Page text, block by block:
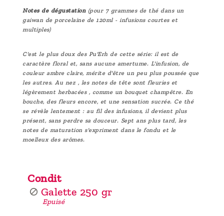
Notes de dégustation (pour 7 grammes de thé dans un
gaiwan de porcelaine de 120ml - infusions courtes et
multiples)
C'est le plus doux des Pu'Erh de cette série: il est de
caractère floral et, sans aucune amertume. L'infusion, de
couleur ambre claire, mérite d'être un peu plus poussée que
les autres. Au nez , les notes de tête sont fleuries et
légèrement herbacées , comme un bouquet champêtre. En
bouche, des fleurs encore, et une sensation sucrée. Ce thé
se révèle lentement : au fil des infusions, il devient plus
présent, sans perdre sa douceur. Sept ans plus tard, les
notes de maturation s'expriment dans le fondu et le
moelleux des arômes.
Condit
Galette 250 gr
Epuisé